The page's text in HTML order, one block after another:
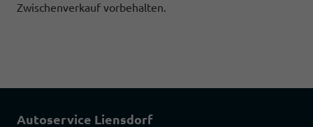
Zwischenverkauf vorbehalten.
Autoservice Liensdorf